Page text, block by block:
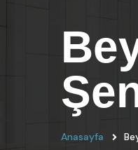
Anasayfa